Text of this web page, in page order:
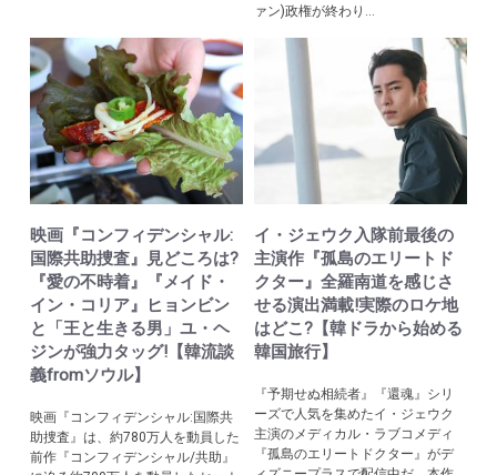
ァン)政権が終わり...
映画『コンフィデンシャル:
国際共助捜査』見どころは?
『愛の不時着』『メイド・
イン・コリア』ヒョンビン
と「王と生きる男」ユ・ヘ
ジンが強力タッグ!【韓流談
義fromソウル】
映画『コンフィデンシャル:国際共
助捜査』は、約780万人を動員した
前作『コンフィデンシャル/共助』
イ・ジェウク入隊前最後の
主演作『孤島のエリートド
クター』全羅南道を感じさ
せる演出満載!実際のロケ地
はどこ?【韓ドラから始める
韓国旅行】
『予期せぬ相続者』『還魂』シリ
ーズで人気を集めたイ・ジェウク
主演のメディカル・ラブコメディ
『孤島のエリートドクター』がデ